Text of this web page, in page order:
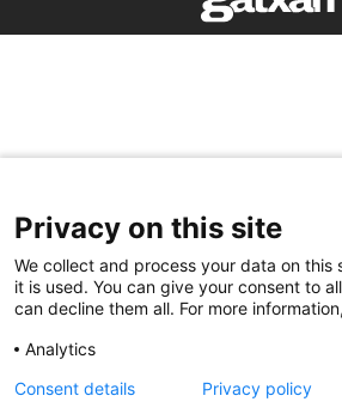
Privacy on this site
We collect and process your data on
it is used. You can give your consent to
can decline them all. For more
Analytics
Consent details
Privacy policy